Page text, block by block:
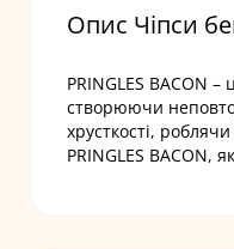
Опис Чіпси
PRINGLES BACON
створюючи
хрусткості,
PRINGLES BACON,